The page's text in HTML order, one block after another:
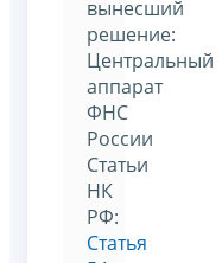
вынесший
решение:
Центральный
аппарат
ФНС
России
Статьи
НК
РФ:
Статья